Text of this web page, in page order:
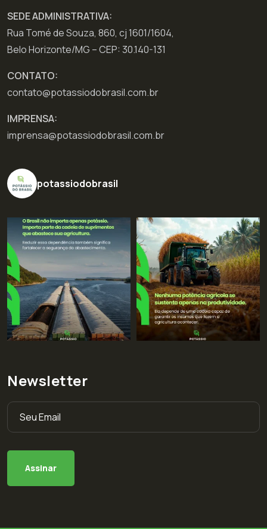
SEDE ADMINISTRATIVA:
Rua Tomé de Souza, 860, cj 1601/1604,
Belo Horizonte/MG – CEP: 30.140-131
CONTATO:
contato@potassiodobrasil.com.br
IMPRENSA:
imprensa@potassiodobrasil.com.br
potassiodobrasil
Newsletter